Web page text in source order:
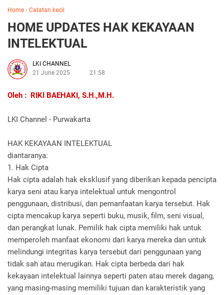
Home › Catatan kecil
HOME UPDATES HAK KEKAYAAN
INTELEKTUAL
LKI CHANNEL
21 June 2025
21:58
Oleh : RIKI BAEHAKI, S.H.,M.H.
LKI Channel - Purwakarta
HAK KEKAYAAN INTELEKTUAL
diantaranya:
1. Hak Cipta
Hak cipta adalah hak eksklusif yang diberikan kepada pencipta
karya seni atau karya intelektual untuk mengontrol
penggunaan, distribusi, dan pemanfaatan karya tersebut. Hak
cipta mencakup karya seperti buku, musik, film, seni visual,
dan perangkat lunak. Pemilik hak cipta memiliki hak untuk
memperoleh manfaat ekonomi dari karya mereka dan untuk
melindungi integritas karya tersebut dari penggunaan yang
tidak sah atau merugikan. Hak cipta berbeda dari hak
kekayaan intelektual lainnya seperti paten atau merek dagang,
yang masing-masing memiliki tujuan dan karakteristik yang